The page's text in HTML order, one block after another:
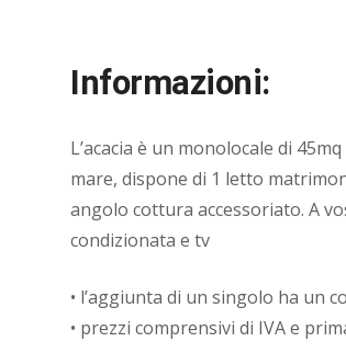
Informazioni:
L’acacia è un monolocale di
mare, dispone di 1 letto
angolo cottura accessoriato. A
condizionata e tv
• l’aggiunta di un singolo ha un
• prezzi comprensivi di IVA e